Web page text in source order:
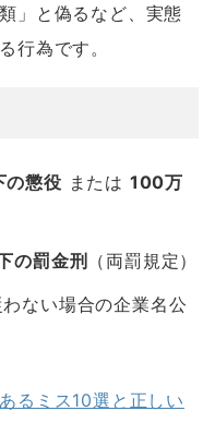
」と偽るなど、実態
行為です。
の懲役 または 100万
の罰金刑
（両罰規定）
ない場合の企業名公
るミス10選と正しい